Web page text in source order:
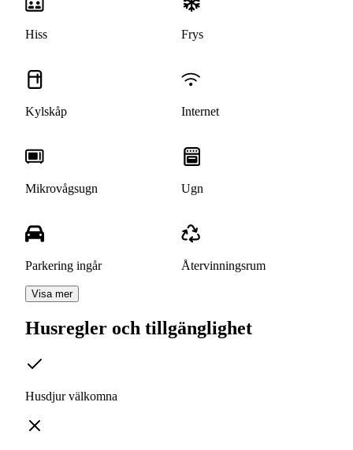
Hiss Frys
Kylskåp Internet
Mikrovågsugn Ugn
Parkering ingår Återvinningsrum
Visa mer
Husregler och tillgänglighet
Husdjur välkomna